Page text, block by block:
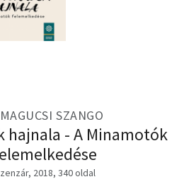
SZANGO
hajnala - A Minamotók
2018, 340 oldal